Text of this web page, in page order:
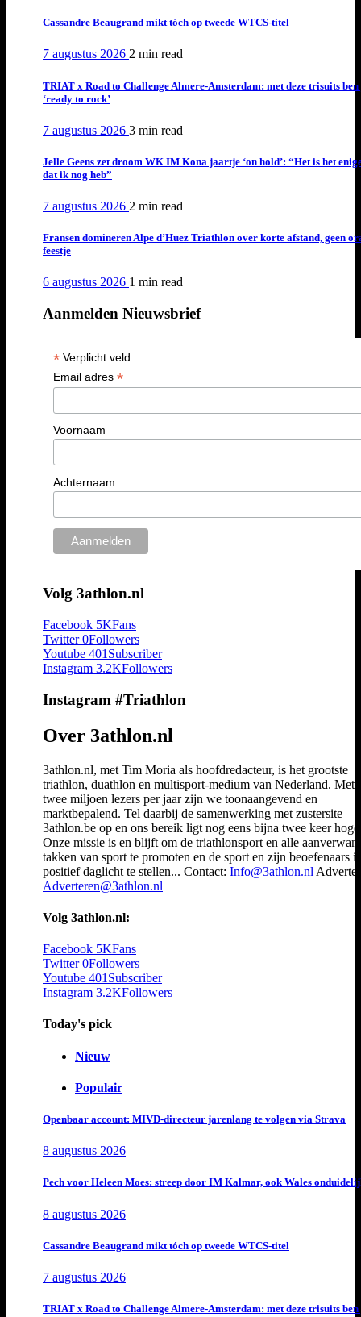
Cassandre Beaugrand mikt tóch op tweede WTCS-titel
7 augustus 2026 2 min read
TRIAT x Road to Challenge Almere-Amsterdam: met deze trisuits ben
‘ready to rock’
7 augustus 2026 3 min read
Jelle Geens zet droom WK IM Kona jaartje ‘on hold’: “Het is het
dat ik nog heb”
7 augustus 2026 2 min read
Fransen domineren Alpe d’Huez Triathlon over korte afstand, geen
feestje
6 augustus 2026 1 min read
Aanmelden Nieuwsbrief
*Verplicht veld
Email adres *
Voornaam
Achternaam
Volg 3athlon.nl
Facebook 5KFans
Twitter 0Followers
Youtube 401 Subscriber
Instagram 3.2KFollowers
Instagram #Triathlon
Over 3athlon.nl
3athlon.nl, met Tim Moria als hoofdredacteur, is het grootste
triathlon, duathlon en multisport-medium van Nederland. Met
twee miljoen lezers per jaar zijn we toonaangevend en
marktbepalend. Tel daarbij de samenwerking met zustersite
3athlon.be op en ons bereik ligt nog eens bijna twee keer
Onze missie is en blijft om de triathlonsport en alle
takken van sport te promoten en de sport en zijn beoefenaars
positief daglicht te stellen... Contact: Info@3athlon.nl
Adverteren@3athlon.nl
Volg 3athlon.nl:
Facebook 5KFans
Twitter 0Followers
Youtube 401 Subscriber
Instagram 3.2KFollowers
Today's pick
Nieuw
Populair
Openbaar account: MIVD-directeur jarenlang te volgen via Strava
8 augustus 2026
Pech voor Heleen Moes: streep door IM Kalmar, ook Wales
8 augustus 2026
Cassandre Beaugrand mikt tóch op tweede WTCS-titel
7 augustus 2026
TRIAT x Road to Challenge Almere-Amsterdam: met deze trisuits ben